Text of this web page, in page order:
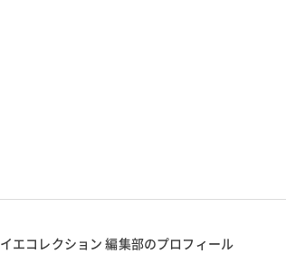
イエコレクション 編集部のプロフィール